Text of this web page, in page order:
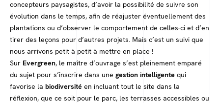
concepteurs paysagistes, d’avoir la possibilité de suivre son
évolution dans le temps, afin de réajuster éventuellement des
plantations ou d’observer le comportement de celles-ci et d’en
tirer des leçons pour d’autres projets. Mais c’est un suivi que
nous arrivons petit à petit à mettre en place !
Sur Evergreen, le maître d’ouvrage s’est pleinement emparé
du sujet pour s’inscrire dans une gestion intelligente qui
favorise la biodiversité en incluant tout le site dans la
réflexion, que ce soit pour le parc, les terrasses accessibles ou